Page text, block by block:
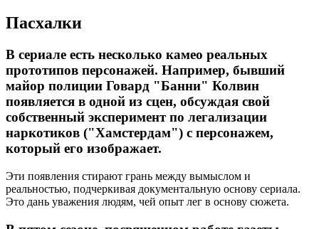
Пасхалки
В сериале есть несколько камео реальных
прототипов персонажей. Например, бывший
майор полиции Говард "Банни" Колвин
появляется в одной из сцен, обсуждая свой
собственный эксперимент по легализации
наркотиков ("Хамстердам") с персонажем,
который его изображает.
Эти появления стирают грань между вымыслом и
реальностью, подчеркивая документальную основу сериала.
Это дань уважения людям, чей опыт лег в основу сюжета.